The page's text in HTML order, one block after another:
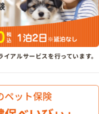
アルサービスを行っています。